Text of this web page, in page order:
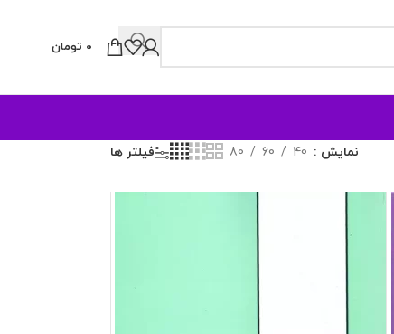
0 تومان
نمایش 40
60
80 فیلتر ها